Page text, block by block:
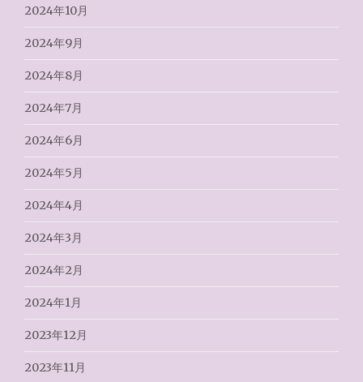
2024年10月
2024年9月
2024年8月
2024年7月
2024年6月
2024年5月
2024年4月
2024年3月
2024年2月
2024年1月
2023年12月
2023年11月